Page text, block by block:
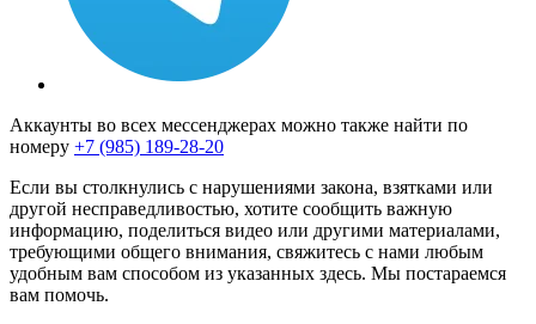
Аккаунты во всех мессенджерах можно также найти по
номеру +7 (985) 189-28-20
Если вы столкнулись с нарушениями закона, взятками или
другой несправедливостью, хотите сообщить важную
информацию, поделиться видео или другими материалами,
требующими общего внимания, свяжитесь с нами любым
удобным вам способом из указанных здесь. Мы постараемся
вам помочь.